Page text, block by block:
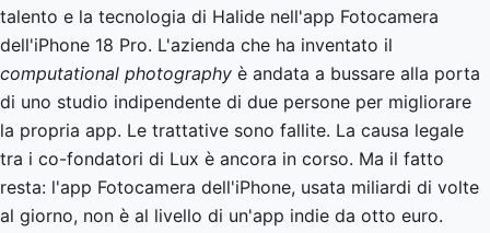
talento e la tecnologia di Halide nell'app Fotocamera
dell'iPhone 18 Pro. L'azienda che ha inventato il
computational photography è andata a bussare alla porta
di uno studio indipendente di due persone per migliorare
la propria app. Le trattative sono fallite. La causa legale
tra i co-fondatori di Lux è ancora in corso. Ma il fatto
resta: l'app Fotocamera dell'iPhone, usata miliardi di volte
al giorno, non è al livello di un'app indie da otto euro.